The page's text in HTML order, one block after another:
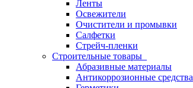
Ленты
Освежители
Очистители и промывки
Салфетки
Стрейч-пленки
Строительные товары
Абразивные материалы
Антикоррозионные средства